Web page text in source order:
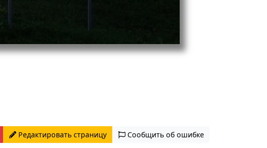
Редактировать страницу Сообщить об ошибке